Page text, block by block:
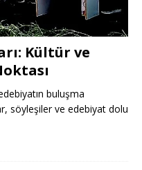
Kültür ve
buluşma
söyleşiler ve edebiyat dolu